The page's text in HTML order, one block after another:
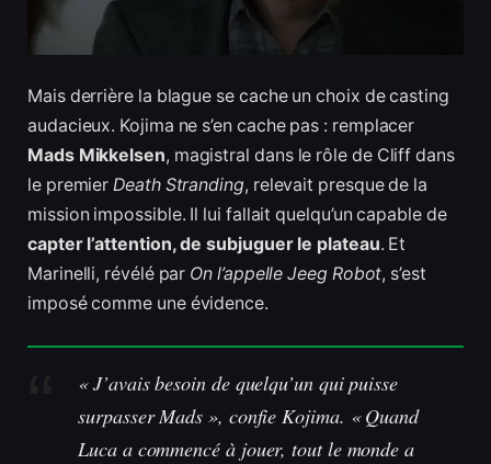
Mais derrière la blague se cache un choix de casting
audacieux. Kojima ne s’en cache pas : remplacer
Mads Mikkelsen, magistral dans le rôle de Cliff dans
le premierDeath Stranding, relevait presque de la
mission impossible. Il lui fallait quelqu’un capable de
capter l’attention, de subjuguer le plateau. Et
Marinelli, révélé par On l’appelle Jeeg Robot, s’est
imposé comme une évidence.
« J’avais besoin de quelqu’un qui puisse
surpasser Mads », confie Kojima. « Quand
Luca a commencé à jouer, tout le monde a